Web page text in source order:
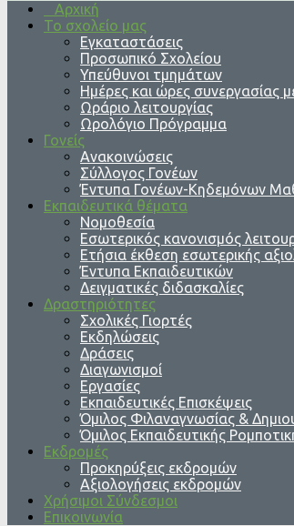
Αρχική
Το σχολείο μας
Εγκαταστάσεις
Προσωπικό Σχολείου
Υπεύθυνοι τμημάτων
Ημέρες και ώρες συνεργασίας
Ωράριο λειτουργίας
Ωρολόγιο Πρόγραμμα
Γονείς
Ανακοινώσεις
Σύλλογος Γονέων
Έντυπα Γονέων-Κηδεμόνων
Εκπαιδευτικά θέματα
Νομοθεσία
Εσωτερικός κανονισμός
Ετήσια έκθεση εσωτερικής
Έντυπα Εκπαιδευτικών
Δειγματικές διδασκαλίες
Δραστηριότητες
Σχολικές Γιορτές
Εκδηλώσεις
Δράσεις
Διαγωνισμοί
Εργασίες
Εκπαιδευτικές Επισκέψεις
Όμιλος Φιλαναγνωσίας &
Όμιλος Εκπαιδευτικής
Εκδρομές
Προκηρύξεις εκδρομών
Αξιολογήσεις εκδρομών
Χρήσιμοι Σύνδεσμοι
Επικοινωνία